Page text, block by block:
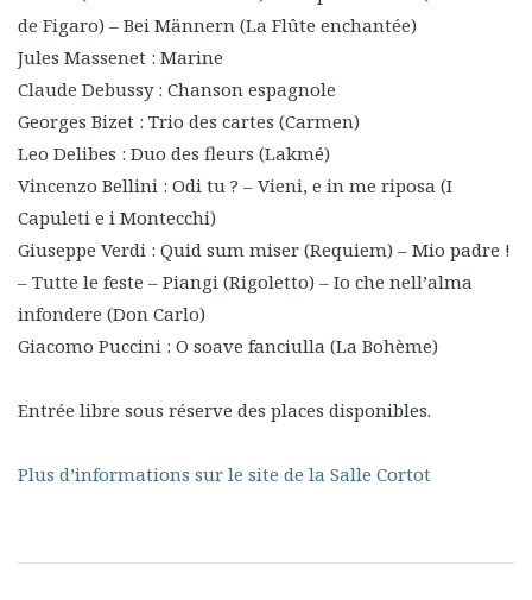
de Figaro) – Bei Männern (La Flûte enchantée)
Jules Massenet : Marine
Claude Debussy : Chanson espagnole
Georges Bizet : Trio des cartes (Carmen)
Leo Delibes : Duo des fleurs (Lakmé)
Vincenzo Bellini : Odi tu ? – Vieni, e in me riposa (I
Capuleti e i Montecchi)
Giuseppe Verdi : Quid sum miser (Requiem) – Mio padre !
– Tutte le feste – Piangi (Rigoletto) – Io che nell’alma
infondere (Don Carlo)
Giacomo Puccini : O soave fanciulla (La Bohème)
Entrée libre sous réserve des places disponibles.
Plus d’informations sur le site de la Salle Cortot